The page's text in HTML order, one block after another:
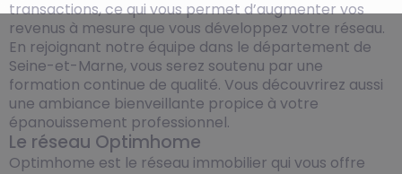
transactions, ce qui vous permet d’augmenter vos
revenus à mesure que vous développez votre réseau.
En rejoignant notre équipe dans le département de
Seine-et-Marne, vous serez soutenu par une
formation continue de qualité. Vous découvrirez aussi
une ambiance bienveillante propice à votre
épanouissement professionnel.
Le réseau Optimhome
Optimhome est le réseau immobilier qui vous offre